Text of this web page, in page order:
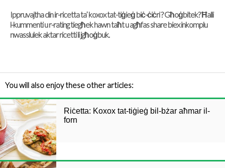
Ippruvajtha din ir-ricetta ta’ koxox tat-tiġieġ biċ-ċiċri ? Għoġbitek? Ħalli
l-kummenti u r-rating tiegħek hawn taħt u agħfas share biex inkomplu
nwasslulek aktar ricetti li jgħoġbuk.
You will also enjoy these other articles:
Riċetta: Koxox tat-tiġieġ bil-bżar aħmar il-
forn